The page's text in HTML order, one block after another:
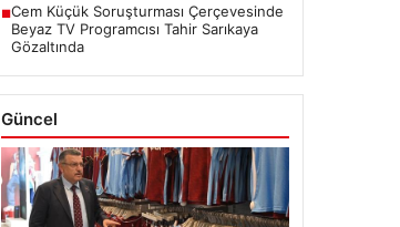
■Cem Küçük Soruşturması Çerçevesinde
Beyaz TV Programcısı Tahir Sarıkaya
Gözaltında
Güncel